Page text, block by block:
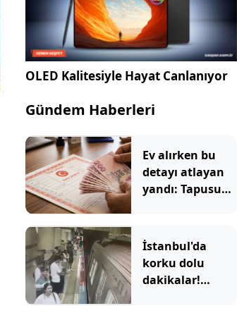
OLED Kalitesiyle Hayat Canlanıyor
Gündem Haberleri
Ev alırken bu
detayı atlayan
yandı: Tapusunu
İstanbul'da
korku dolu
dakikalar!